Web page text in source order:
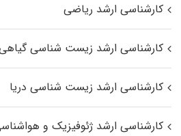
کارشناسی ارشد ریاضی
کارشناسی ارشد زیست‌ شناسی
کارشناسی ارشد زیست‌ شناسی دریا
کارشناسی ارشد ژئوفیزیک و